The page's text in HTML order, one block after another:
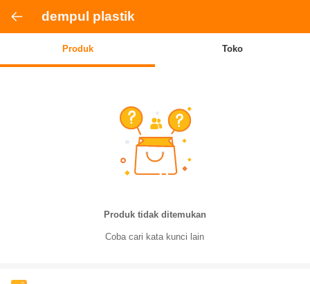
dempul plastik
Produk Toko
Produk tidak ditemukan
Coba cari kata kunci lain